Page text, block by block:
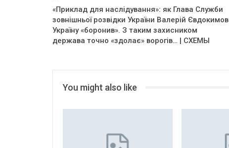
«Приклад для наслідування»: як Глава Служби
зовнішньої розвідки України Валерій Євдокимов
Україну «боронив». З таким захисником
держава точно «здолає» ворогів… | СХЕМЫ
You might also like